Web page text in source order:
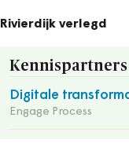
Rivierdijk verlegd
Kennispartners
Digitale
Engage Process